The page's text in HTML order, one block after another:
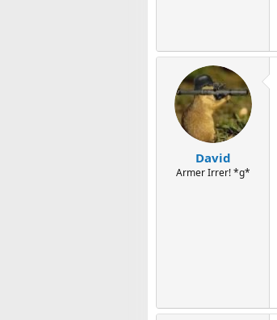
David
Armer Irrer! *g*